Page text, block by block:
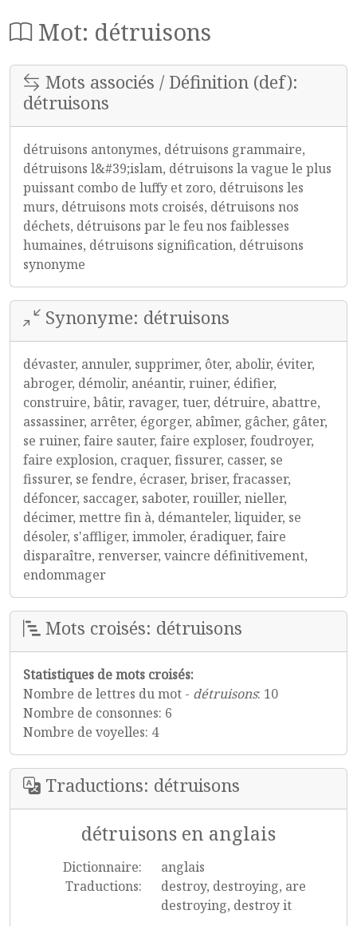
Mot: détruisons
Mots associés / Définition (def):
détruisons
détruisons antonymes, détruisons grammaire,
détruisons l&#39;islam, détruisons la vague le plus
puissant combo de luffy et zoro, détruisons les
murs, détruisons mots croisés, détruisons nos
déchets, détruisons par le feu nos faiblesses
humaines, détruisons signification, détruisons
synonyme
Synonyme: détruisons
dévaster, annuler, supprimer, ôter, abolir, éviter,
abroger, démolir, anéantir, ruiner, édifier,
construire, bâtir, ravager, tuer, détruire, abattre,
assassiner, arrêter, égorger, abîmer, gâcher, gâter,
se ruiner, faire sauter, faire exploser, foudroyer,
faire explosion, craquer, fissurer, casser, se
fissurer, se fendre, écraser, briser, fracasser,
défoncer, saccager, saboter, rouiller, nieller,
décimer, mettre fin à, démanteler, liquider, se
désoler, s'affliger, immoler, éradiquer, faire
disparaître, renverser, vaincre définitivement,
endommager
Mots croisés: détruisons
Statistiques de mots croisés:
Nombre de lettres du mot - détruisons: 10
Nombre de consonnes: 6
Nombre de voyelles: 4
Traductions: détruisons
détruisons en anglais
Dictionnaire:
anglais
Traductions:
destroy, destroying, are
destroying, destroy it